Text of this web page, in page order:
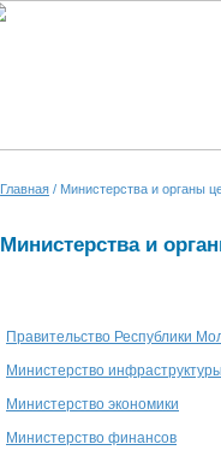
Главная / Министерства и органы
Министерства и
Правительство Республики
Министерство
Министерство экономики
Министерство финансов